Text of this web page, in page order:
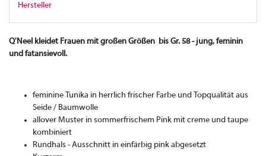
Hersteller
Q'Neel kleidet Frauen mit großen Größen bis Gr. 58 - jung, feminin
und fatansievoll.
feminine Tunika in herrlich frischer Farbe und Topqualität aus
Seide / Baumwolle
allover Muster in sommerfrischem Pink mit creme und taupe
kombiniert
Rundhals - Ausschnitt in einfärbig pink abgesetzt